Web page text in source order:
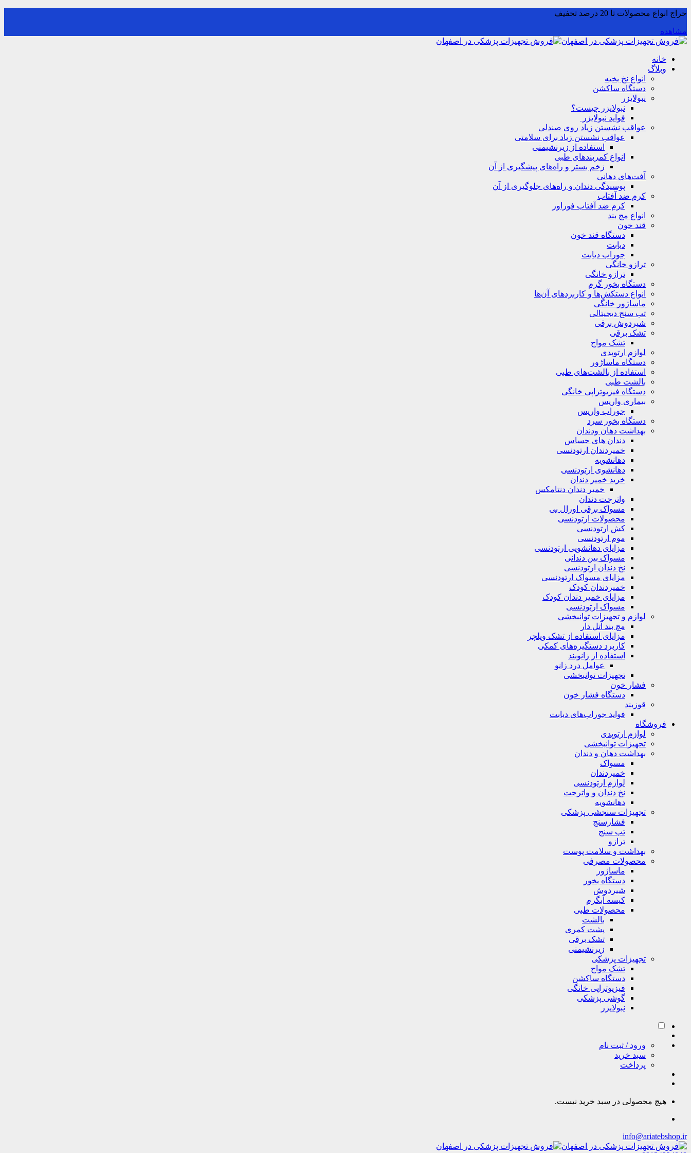
حراج انواع محصولات تا 20 درصد تخفیف
مشاهده
خانه
وبلاگ
انواع نخ بخیه
دستگاه ساکشن
نبولایزر
نبولایزر چیست؟
فواید نبولایزر
عواقب نشستن زیاد روی صندلی
عواقب نشستن زیاد برای سلامتی
استفاده از زیرنشیمنی
انواع کمربندهای طبی
زخم بستر و راه‌های پیشگیری از آن
آفت‌های دهانی
پوسیدگی دندان و راه‌های جلوگیری از آن
کرم ضد آفتاب
کرم ضد آفتاب فوراور
انواع مچ بند
قند خون
دستگاه قند خون
دیابت
جوراب دیابت
ترازو خانگی
ترازو خانگی
دستگاه بخور گرم
انواع دستکش‌ها و کاربردهای آن‌ها
ماساژور خانگی
تب سنج دیجیتالی
شیردوش برقی
تشک برقی
تشک مواج
لوازم ارتوپدی
دستگاه ماساژور
استفاده از بالشت‌های طبی
بالشت‌ طبی
دستگاه فیزیوتراپی خانگی
بیماری واریس
جوراب واریس
دستگاه‌ بخور سرد
بهداشت دهان ودندان
دندان های حساس
خمیردندان ارتودنسی
دهانشویه‌
دهانشوی ارتودنسی
خرید خمیر دندان
خمیر دندان دنتامکس
واترجت دندان
مسواک برقی اورال بی
محصولات ارتودنسی
کش ارتودنسی
موم ارتودنسی
مزایای دهانشویی ارتودنسی
مسواک بین دندانی
نخ دندان ارتودنسی
مزایای مسواک ارتودنسی
خمیردندان کودک
مزایای خمیر دندان کودک
مسواک ارتودنسی
لوازم و تجهیزات توانبخشی
مچ بند آتل دار
مزایای استفاده از تشک ویلچر
کاربرد دستگیره‌های کمکی
استفاده از زانوبند
عوامل درد زانو
تجهیزات توانبخشی
فشار خون
دستگاه فشار خون
قوزبند
فواید جوراب‌های دیابت
فروشگاه
لوازم ارتوپدی
تحهیزات توانبخشی
بهداشت دهان و دندان
مسواک
خمیردندان
لوازم ارتودنسی
نخ دندان و واترجت
دهانشویه
تجهیزات سنجشی پزشکی
فشارسنج
تب سنج
ترازو
بهداشت و سلامت پوست
محصولات مصرفی
ماساژور
دستگاه بخور
شیردوش
کیسه آبگرم
محصولات طبی
بالشت
پشت کمری
تشک برقی
زیرنشیمنی
تجهیزات پزشکی
تشک مواج
دستگاه ساکشن
فیزیوتراپی خانگی
گوشی پزشکی
نبولایزر
ورود / ثبت نام
سبد خرید
پرداخت
هیچ محصولی در سبد خرید نیست.
info@ariatebshop.ir